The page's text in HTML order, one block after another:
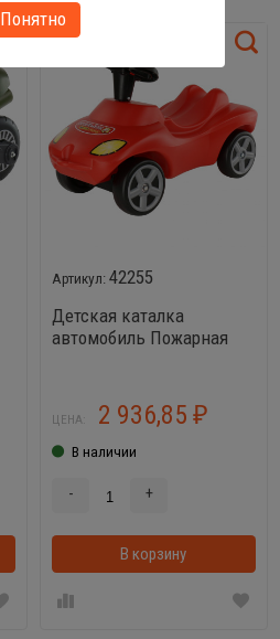
42255
Детская каталка
автомобиль Пожарная
ЦЕНА: 2 936,85 ₽
В наличии
- +
В корзину
Понятно